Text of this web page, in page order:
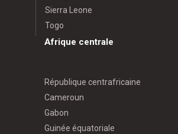
Sierra Leone
Togo
Afrique centrale
République centrafricaine
Cameroun
Gabon
Guinée équatoriale